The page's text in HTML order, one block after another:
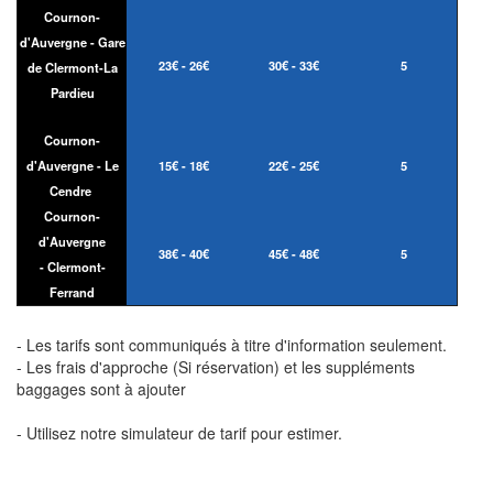
Cournon-
d'Auvergne - Gare
de Clermont-La
Pardieu
23€ - 26€ 30€ - 33€ 5
Cournon-
d'Auvergne - Le
Cendre
15€ - 18€ 22€ - 25€ 5
Cournon-
d'Auvergne
- Clermont-
Ferrand
38€ - 40€ 45€ - 48€ 5
- Les tarifs sont communiqués à titre d'information seulement.
- Les frais d'approche (Si réservation) et les suppléments
baggages sont à ajouter
- Utilisez notre simulateur de tarif pour estimer.